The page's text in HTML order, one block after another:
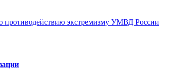
противодействию экстремизму УМВД России